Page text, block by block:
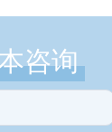
咨询